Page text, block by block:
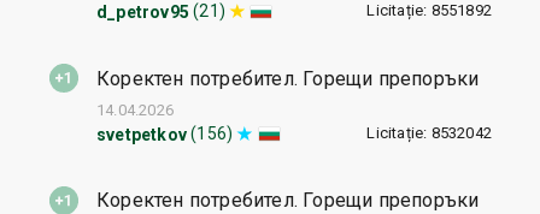
d_petrov95 (21) Licitație: 8551892
Коректен потребител. Горещи препоръки
svetpetkov (156) Licitație: 8532042
14.04.2026
Коректен потребител. Горещи препоръки